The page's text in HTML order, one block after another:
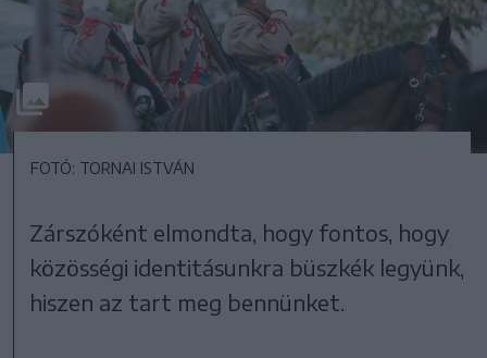
FOTÓ: TORNAI ISTVÁN
Zárszóként elmondta, hogy fontos, hogy
közösségi identitásunkra büszkék legyünk,
hiszen az tart meg bennünket.